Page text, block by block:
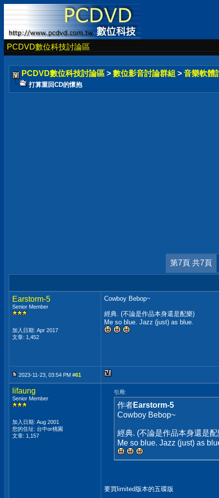
PCDVD數位科技討論區
PCDVD數位科技討論區 > 數位影音討論群組 > 音樂軟體
打算重回CD的懷抱
第7頁 共7頁
Earstorm-5
Senior Member
加入日期: Apr 2017
文章: 1,452
Cowboy Bebop~
經典. (不論是作品本身還是配樂)
Me so blue. Jazz (just) as blue.
2023-11-23, 03:54 PM #61
lifaung
Senior Member
加入日期: Aug 2001
您的住址: 台中or桃園
文章: 1,157
引用:
作者Earstorm-5
Cowboy Bebop~
經典. (不論是作品本身還是配
Me so blue. Jazz (just) as
要買limited版本的五碟版